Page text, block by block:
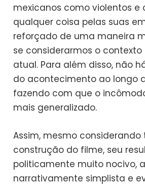
mexicanos como violentos e
qualquer coisa pelas suas
reforçado de uma maneira
se considerarmos o
atual. Para além disso, não
do acontecimento ao longo
fazendo com que o
mais generalizado.
Assim, mesmo considerando
construção do filme, seu
politicamente muito nocivo,
narrativamente simplista e